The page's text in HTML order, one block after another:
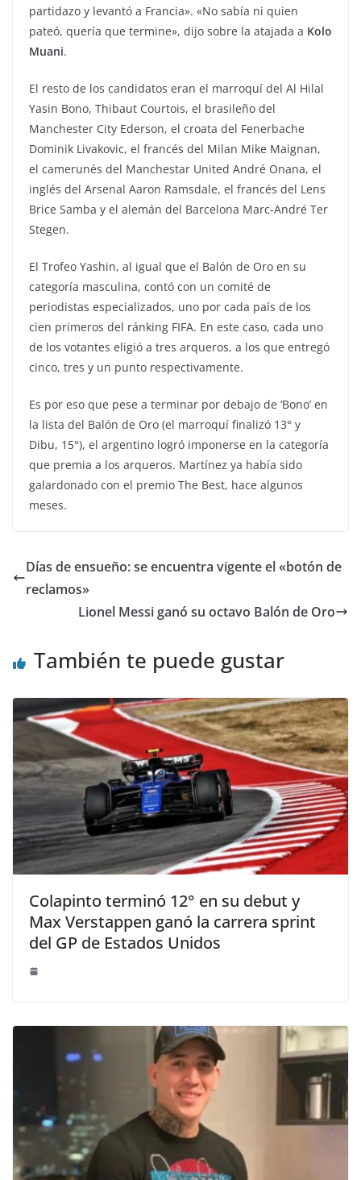
partidazo y levantó a Francia». «No sabía ni quien
pateó, quería que termine», dijo sobre la atajada a Kolo
Muani.
El resto de los candidatos eran el marroquí del Al Hilal
Yasin Bono, Thibaut Courtois, el brasileño del
Manchester City Ederson, el croata del Fenerbache
Dominik Livakovic, el francés del Milan Mike Maignan,
el camerunés del Manchestar United André Onana, el
inglés del Arsenal Aaron Ramsdale, el francés del Lens
Brice Samba y el alemán del Barcelona Marc-André Ter
Stegen.
El Trofeo Yashin, al igual que el Balón de Oro en su
categoría masculina, contó con un comité de
periodistas especializados, uno por cada país de los
cien primeros del ránking FIFA. En este caso, cada uno
de los votantes eligió a tres arqueros, a los que entregó
cinco, tres y un punto respectivamente.
Es por eso que pese a terminar por debajo de ‘Bono’ en
la lista del Balón de Oro (el marroquí finalizó 13° y
Dibu, 15°), el argentino logró imponerse en la categoría
que premia a los arqueros. Martínez ya había sido
galardonado con el premio The Best, hace algunos
meses.
Días de ensueño: se encuentra vigente el «botón de
reclamos»
Lionel Messi ganó su octavo Balón de Oro
También te puede gustar
Colapinto terminó 12° en su debut y
Max Verstappen ganó la carrera sprint
del GP de Estados Unidos